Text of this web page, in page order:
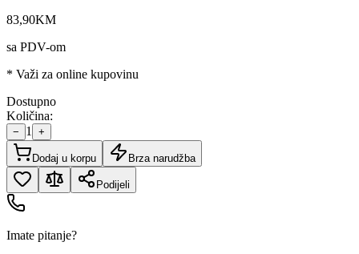
83,90KM
sa PDV-om
* Važi za online kupovinu
Dostupno
Količina:
− 1 +
Dodaj u korpu Brza narudžba
Podijeli
Imate pitanje?